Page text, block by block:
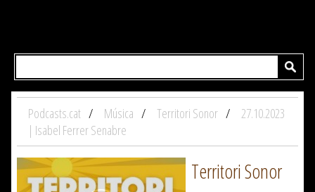
Podcasts.cat Música Territori Sonor
27.10.2023
| Isabel Ferrer Senabre
Territori Sonor